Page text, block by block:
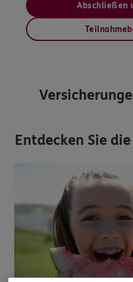
Abschließen
Entdecken Sie